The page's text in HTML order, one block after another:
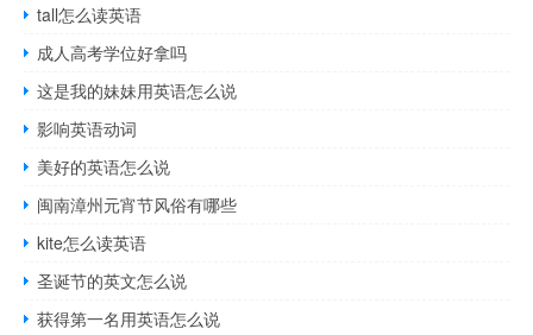
tall怎么读英语
成人高考学位好拿吗
这是我的妹妹用英语怎么说
影响英语动词
美好的英语怎么说
闽南漳州元宵节风俗有哪些
kite怎么读英语
圣诞节的英文怎么说
获得第一名用英语怎么说